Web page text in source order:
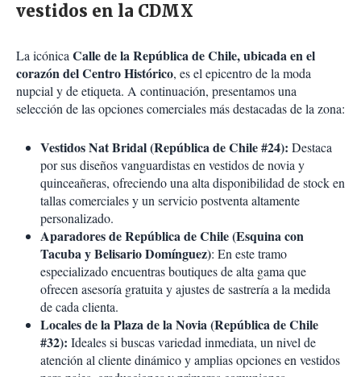
vestidos en la CDMX
La icónicaCalle de la República de Chile, ubicada en el
corazón del Centro Histórico, es el epicentro de la moda
nupcial y de etiqueta. A continuación, presentamos una
selección de las opciones comerciales más destacadas de la zona:
Vestidos Nat Bridal (República de Chile #24): Destaca
por sus diseños vanguardistas en vestidos de novia y
quinceañeras, ofreciendo una alta disponibilidad de stock en
tallas comerciales y un servicio postventa altamente
personalizado.
Aparadores de República de Chile (Esquina con
Tacuba y Belisario Domínguez): En este tramo
especializado encuentras boutiques de alta gama que
ofrecen asesoría gratuita y ajustes de sastrería a la medida
de cada clienta.
Locales de la Plaza de la Novia (República de Chile
#32): Ideales si buscas variedad inmediata, un nivel de
atención al cliente dinámico y amplias opciones en vestidos